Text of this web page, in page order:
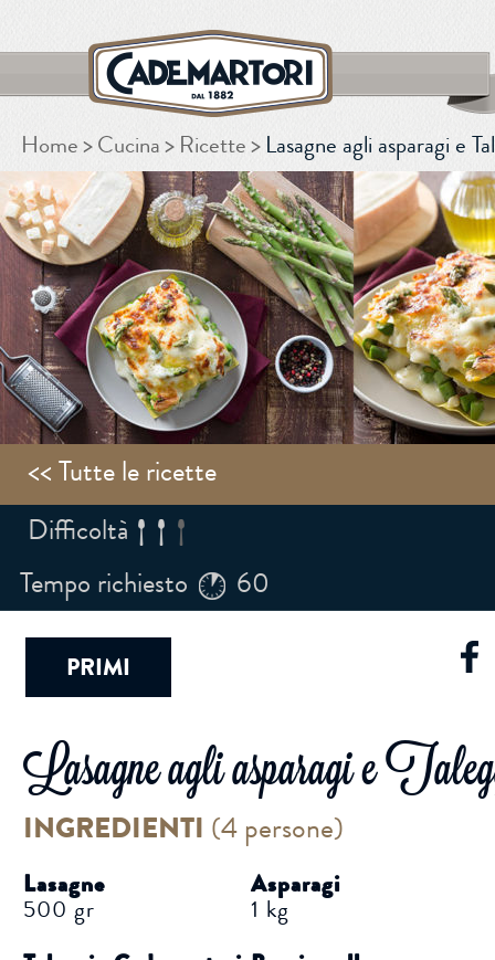
CERCA
Home Cucina Ricette Lasagne agli asparagi e
<< Tutte le ricette
Difficoltà
Tempo richiesto
60
PRIMI
Lasagne agli asparagi e
INGREDIENTI (4 persone)
Lasagne
500 gr
Asparagi
1 kg